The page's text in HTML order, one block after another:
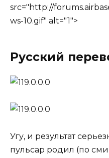
src="http://
ws-10.gif" alt="1">
Русский
Угу, и результат
пульсар родил (по